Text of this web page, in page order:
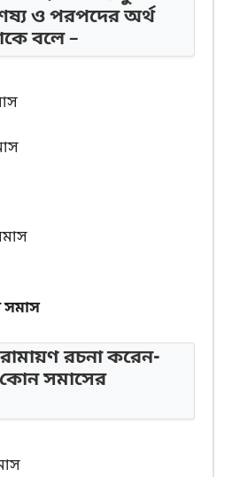
ও পরপদের অর্থ
বলে –
সমাস
রামায়ণ রচনা করেন-
কোন সমাসের